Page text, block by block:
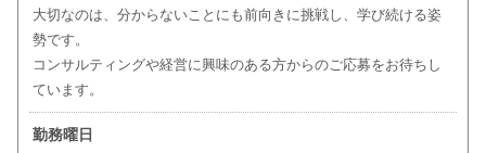
大切なのは、分からないことにも前向きに挑戦し、学び続ける姿
勢です。
コンサルティングや経営に興味のある方からのご応募をお待ちし
ています。
勤務曜日